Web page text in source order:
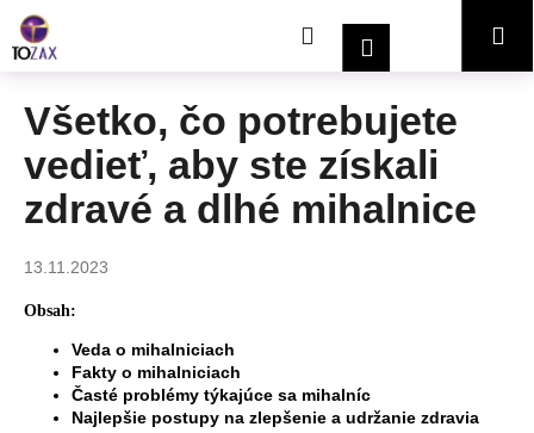
obsah
HľadaťPrihlásenieNákupný
košík
Všetko, čo potrebujete
vedieť, aby ste získali
zdravé a dlhé mihalnice
13.11.2023
Obsah:
Veda o mihalniciach
Fakty o mihalniciach
Časté problémy týkajúce sa mihalníc
Najlepšie postupy na zlepšenie a udržanie zdravia
o
Č
o
o
t
e